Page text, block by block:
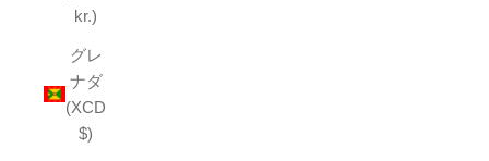
kr.)
グレ
ナダ
(XCD
$)